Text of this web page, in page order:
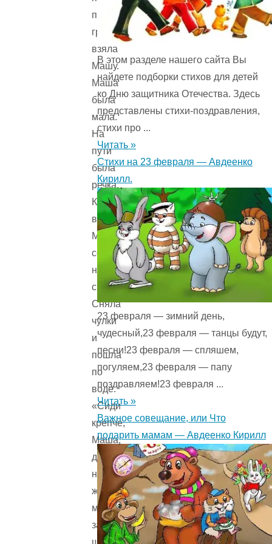
по
грибы,
взяла
Машу.
Маша
была
мала.
На
пути
была
речка.
Катя
взяла
Машу
себе
на
спину.
Сняла
чулки
и
пошла
по
воде.
«Сиди
крепче,
Маша,
да
не
жми
меня
за
В этом разделе нашего сайта Вы
найдете подборки стихов для детей
ко Дню защитника Отечества. Здесь
представлены стихи-поздравления,
стихи про ...
Читать »
Стихи на 23 февраля — Авдеенко
Кирилл.
23 февраля — зимний день,
чудесный,23 февраля — танцы будут,
песни!23 февраля — спляшем,
погуляем,23 февраля — папу
поздравляем!23 февраля ...
Читать »
Важное совещание, или Что
подарить мамам — Авдеенко Кирилл